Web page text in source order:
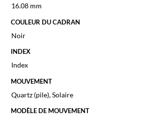
16.08 mm
COULEUR DU CADRAN
Noir
INDEX
Index
MOUVEMENT
Quartz (pile),Solaire
MODÈLE DE MOUVEMENT